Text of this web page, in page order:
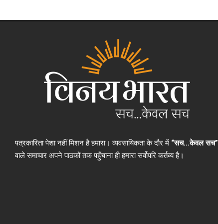
पत्रकारिता पेशा नहीं मिशन है हमारा। व्यवसायिकता के दौर में “सच…केवल सच”
वाले समाचार अपने पाठकों तक पहुँचाना ही हमारा सर्वोपरि कर्तव्य है।